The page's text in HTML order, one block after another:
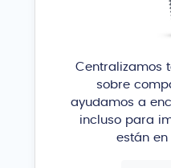
Centralizamos
sobre
ayudamos a
incluso para
están